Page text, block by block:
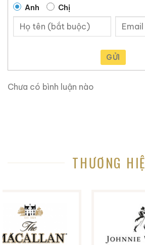
Macallan 18 Sherry
28.680.000 ₫
Anh Chị
GỬI
Chưa có bình luận nào
THƯƠNG